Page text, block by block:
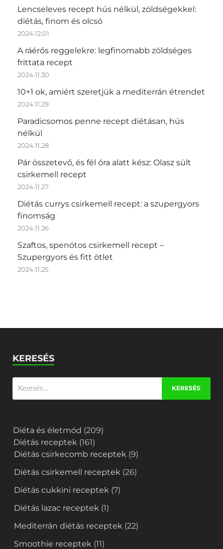
Lencseleves recept hús nélkül, zöldségekkel:
diétás, finom és olcsó
2024.12.01
A ráérős reggelekre: legfinomabb zöldséges
frittata recept
2024.11.30
10+1 ok, amiért szeretjük a mediterrán étrendet
2024.11.29
Paradicsomos penne recept diétásan, hús
nélkül
2024.11.28
Pár összetevő, és fél óra alatt kész: Olasz sült
csirkemell recept
2024.11.27
Diétás currys csirkemell recept: a szupergyors
finomság
2024.11.26
Szaftos, spenótos csirkemell recept –
Szupergyors és fitt ötlet
2024.11.25
KERESÉS
Diéta és életmód (209)
Diétás receptek (161)
Diétás csirkecomb receptek (9)
Diétás csirkemell receptek (26)
Diétás cukkini receptek (7)
Diétás lazac receptek (1)
Mediterrán diétás receptek (22)
Smoothie receptek (11)